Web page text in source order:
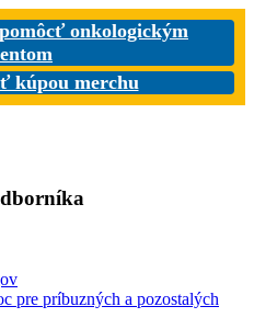
onkologickým
kúpou merchu
pre príbuzných a pozostalých